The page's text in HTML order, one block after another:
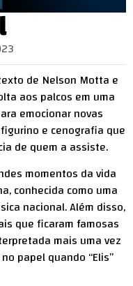
de Nelson Motta e
aos palcos em uma
emocionar novas
e cenografia que
de quem a assiste.
momentos da vida
conhecida como uma
nacional. Além disso,
que ficaram famosas
mais uma vez
papel quando “Elis”